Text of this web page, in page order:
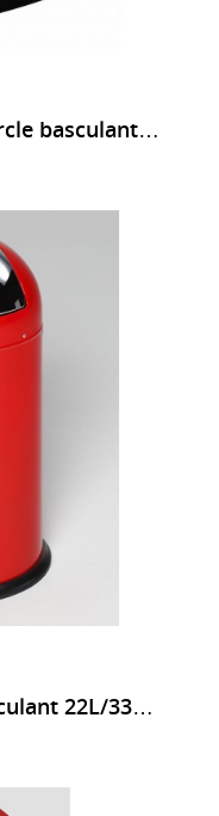
Poubelle avec son couvercle basculant noir
Poubelle avec clapet basculant 22L/33L/40L/52L